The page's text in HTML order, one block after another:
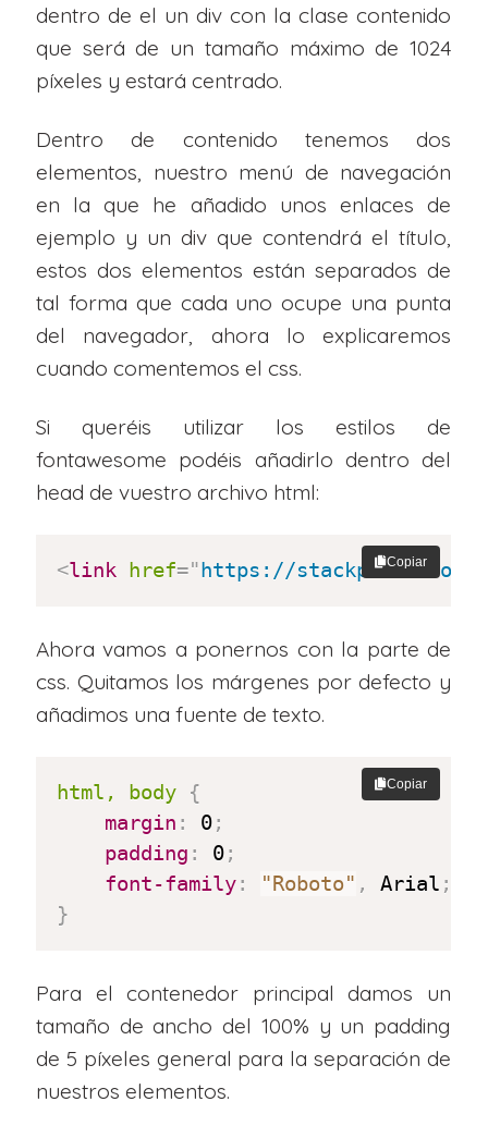
dentro de el un div con la clase contenido
que será de un tamaño máximo de 1024
píxeles y estará centrado.
Dentro de contenido tenemos dos
elementos, nuestro menú de navegación
en la que he añadido unos enlaces de
ejemplo y un div que contendrá el título,
estos dos elementos están separados de
tal forma que cada uno ocupe una punta
del navegador, ahora lo explicaremos
cuando comentemos el css.
Si queréis utilizar los estilos de
fontawesome podéis añadirlo dentro del
head de vuestro archivo html:
<link href="https:// Copiar
Ahora vamos a ponernos con la parte de
css. Quitamos los márgenes por defecto y
añadimos una fuente de texto.
html, body {
margin : 0;
padding : 0;
font-family: "Roboto" , Arial ;
}
Copiar
Para el contenedor principal damos un
tamaño de ancho del 100% y un padding
de 5 píxeles general para la separación de
nuestros elementos.